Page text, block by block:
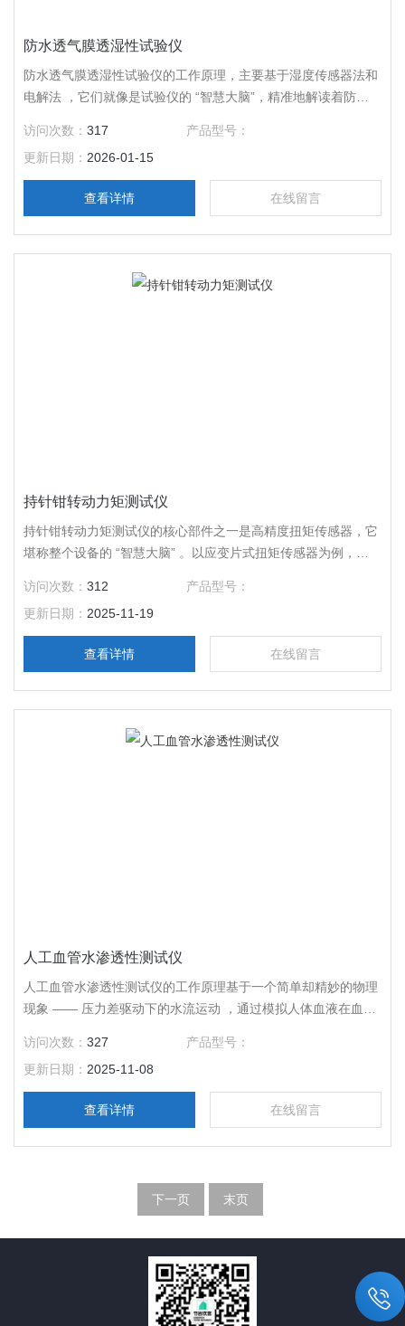
防水透气膜透湿性试验仪
防水透气膜透湿性试验仪的工作原理，主要基于湿度传感器法和
电解法 ，它们就像是试验仪的 “智慧大脑”，精准地解读着防水
访问次数：317
产品型号：
更新日期： 2026-01-15
查看详情 在线留言
持针钳转动力矩测试仪
持针钳转动力矩测试仪的核心部件之一是高精度扭矩传感器，它
堪称整个设备的 “智慧大脑” 。以应变片式扭矩传感器为例，其
访问次数：312
产品型号：
更新日期： 2025-11-19
查看详情 在线留言
人工血管水渗透性测试仪
人工血管水渗透性测试仪的工作原理基于一个简单却精妙的物理
现象 —— 压力差驱动下的水流运动 ，通过模拟人体血液在血管
量，以此评估人工血管的水渗透性能 。
访问次数：327
产品型号：
更新日期： 2025-11-08
查看详情 在线留言
下一页 末页